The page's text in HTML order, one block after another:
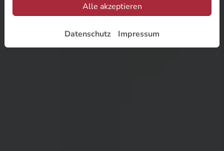
Alle akzeptieren
Datenschutz Impressum